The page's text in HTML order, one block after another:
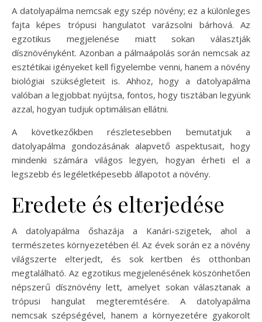
A datolyapálma nemcsak egy szép növény; ez a különleges
fajta képes trópusi hangulatot varázsolni bárhová. Az
egzotikus megjelenése miatt sokan választják
dísznövényként. Azonban a pálmaápolás során nemcsak az
esztétikai igényeket kell figyelembe venni, hanem a növény
biológiai szükségleteit is. Ahhoz, hogy a datolyapálma
valóban a legjobbat nyújtsa, fontos, hogy tisztában legyünk
azzal, hogyan tudjuk optimálisan ellátni.
A következőkben részletesebben bemutatjuk a
datolyapálma gondozásának alapvető aspektusait, hogy
mindenki számára világos legyen, hogyan érheti el a
legszebb és legéletképesebb állapotot a növény.
Eredete és elterjedése
A datolyapálma őshazája a Kanári-szigetek, ahol a
természetes környezetében él. Az évek során ez a növény
világszerte elterjedt, és sok kertben és otthonban
megtalálható. Az egzotikus megjelenésének köszönhetően
népszerű dísznövény lett, amelyet sokan választanak a
trópusi hangulat megteremtésére. A datolyapálma
nemcsak szépségével, hanem a környezetére gyakorolt